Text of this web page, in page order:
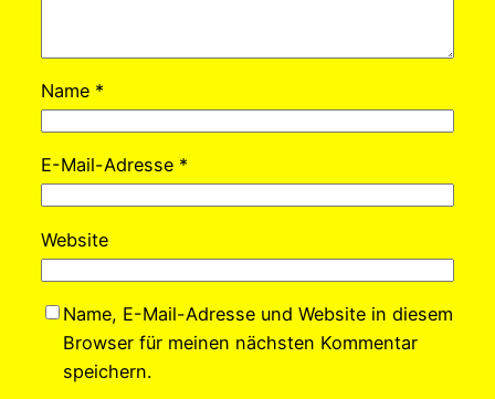
Name *
E-Mail-Adresse *
Website
Name, E-Mail-Adresse und Website in diesem
Browser für meinen nächsten Kommentar
speichern.